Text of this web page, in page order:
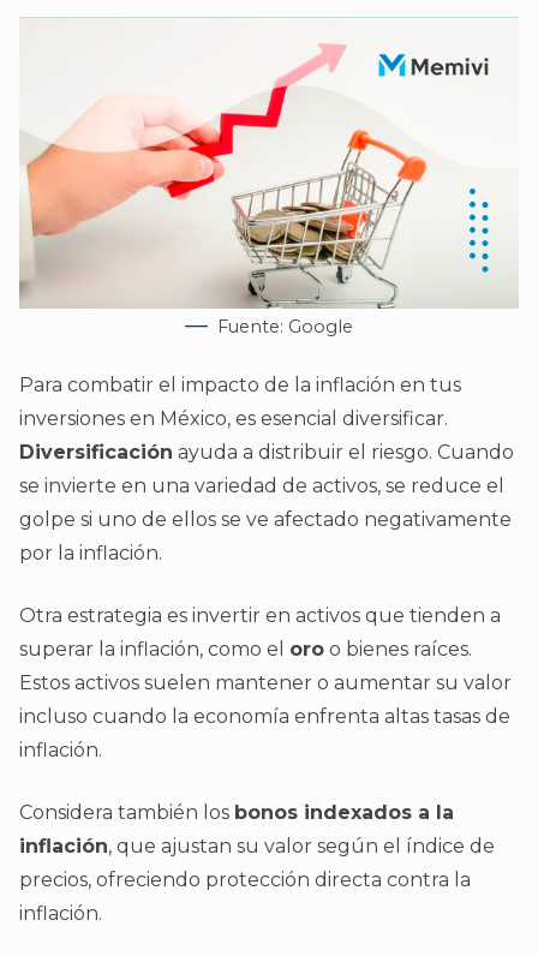
Fuente: Google
Para combatir el impacto de la inflación en tus
inversiones en México, es esencial diversificar.
Diversificación ayuda a distribuir el riesgo. Cuando
se invierte en una variedad de activos, se reduce el
golpe si uno de ellos se ve afectado negativamente
por la inflación.
Otra estrategia es invertir en activos que tienden a
superar la inflación, como el oro o bienes raíces.
Estos activos suelen mantener o aumentar su valor
incluso cuando la economía enfrenta altas tasas de
inflación.
Considera también los bonos indexados a la
inflación, que ajustan su valor según el índice de
precios, ofreciendo protección directa contra la
inflación.